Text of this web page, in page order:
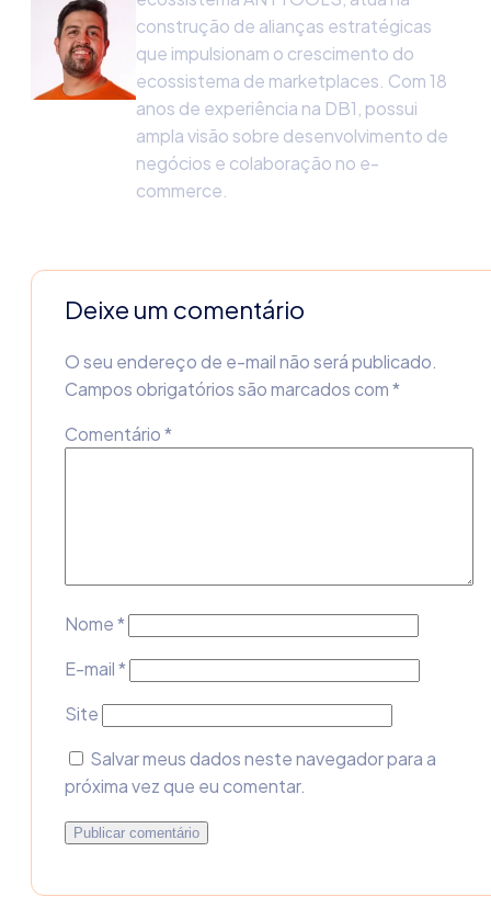
construção de alianças estratégicas
que impulsionam o crescimento do
ecossistema de marketplaces. Com 18
anos de experiência na DB1, possui
ampla visão sobre desenvolvimento de
negócios e colaboração no e-
commerce.
Deixe um comentário
O seu endereço de e-mail não será publicado.
Campos obrigatórios são marcados com*
Comentário*
Nome*
E-mail*
Site
Salvar meus dados neste navegador para a
próxima vez que eu comentar.